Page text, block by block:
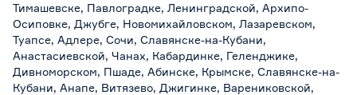
Тимашевске, Павлоградке, Ленинградской, Архипо-
Осиповке, Джубге, Новомихайловском, Лазаревском,
Туапсе, Адлере, Сочи, Славянске-на-Кубани,
Анастасиевской, Чанах, Кабардинке, Геленджике,
Дивноморском, Пшаде, Абинске, Крымске, Славянске-на-
Кубани, Анапе, Витязево, Джигинке, Варениковской,